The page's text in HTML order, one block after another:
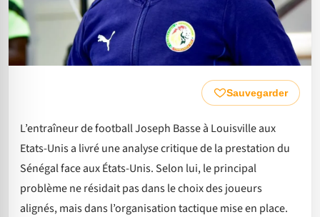
Sauvegarder
L’entraîneur de football Joseph Basse à Louisville aux
Etats-Unis a livré une analyse critique de la prestation du
Sénégal face aux États-Unis. Selon lui, le principal
problème ne résidait pas dans le choix des joueurs
alignés, mais dans l’organisation tactique mise en place.